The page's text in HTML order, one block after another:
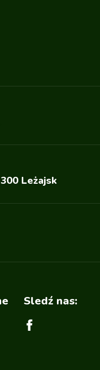
Leżajsk
Sledź nas: